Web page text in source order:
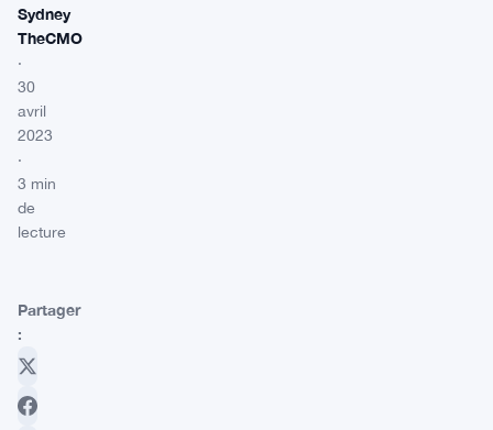
Sydney
TheCMO
·
30
avril
2023
·
3 min
de
lecture
Partager
: